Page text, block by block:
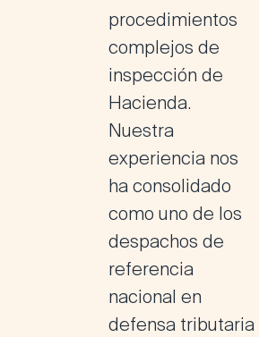
procedimientos
complejos de
inspección de
Hacienda.
Nuestra
experiencia nos
ha consolidado
como uno de los
despachos de
referencia
nacional en
defensa tributaria